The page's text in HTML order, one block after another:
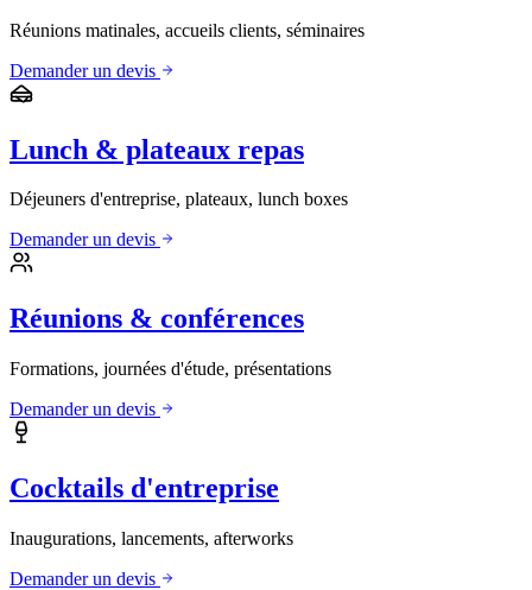
Réunions matinales, accueils clients, séminaires
Demander un devis
Lunch & plateaux repas
Déjeuners d'entreprise, plateaux, lunch boxes
Demander un devis
Réunions & conférences
Formations, journées d'étude, présentations
Demander un devis
Cocktails d'entreprise
Inaugurations, lancements, afterworks
Demander un devis